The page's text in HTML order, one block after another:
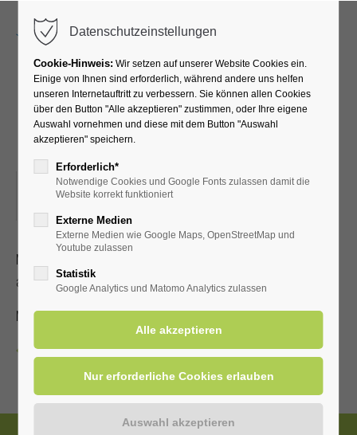
Mitreißende Musik von "A
bis Z" mit Dieter Hunecke
15.07.2026, 15:00
Mitreißende Musik: Fox, Boogie, Schlager, 80er bis zu
aktuellen Chart-Hits, präsentiert durch Dieter Hunecke.
Mit Kur-/Einwohnerkarte frei, ohne 3,00 €
Zurück
Datenschutzeinstellungen
Cookie-Hinweis: Wir setzen auf unserer Website Cookies ein.
Einige von Ihnen sind erforderlich, während andere uns helfen
unseren Internetauftritt zu verbessern. Sie können allen Cookies
über den Button "Alle akzeptieren" zustimmen, oder Ihre eigene
Auswahl vornehmen und diese mit dem Button "Auswahl
akzeptieren" speichern.
Erforderlich*
Notwendige Cookies und Google Fonts zulassen damit die
Website korrekt funktioniert
Externe Medien
Externe Medien wie Google Maps, OpenStreetMap und
Youtube zulassen
Statistik
Google Analytics und Matomo Analytics zulassen